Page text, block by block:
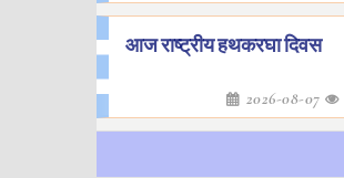
आज राष्ट्रीय हथकरघा दिवस
2026-08-07